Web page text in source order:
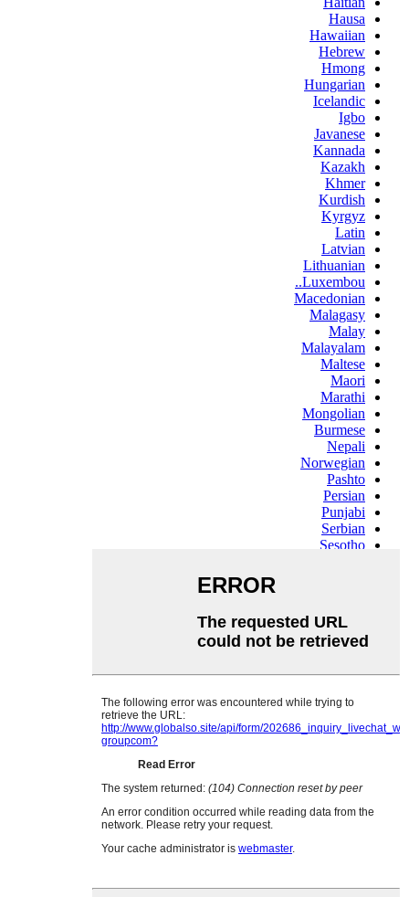
Hausa
Hawaiian
Hebrew
Hmong
Hungarian
Icelandic
Igbo
Javanese
Kannada
Kazakh
Khmer
Kurdish
Kyrgyz
Latin
Latvian
Lithuanian
Luxembou..
Macedonian
Malagasy
Malay
Malayalam
Maltese
Maori
Marathi
Mongolian
Burmese
Nepali
Norwegian
Pashto
Persian
Punjabi
Serbian
Sesotho
Samoan
Scots Gaelic
Sindhi
Swahili
Tajik
Ukrainian
Urdu
Yiddish